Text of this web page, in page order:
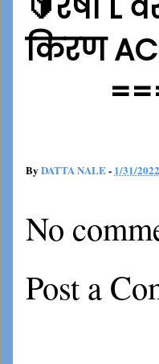
किरण
By DATTA NALE- 1/31/2022
No
Post a